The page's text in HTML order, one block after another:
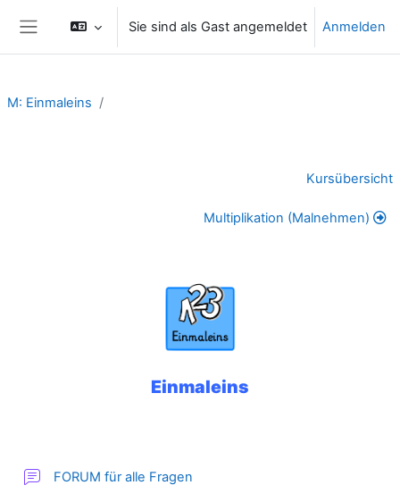
Website-Übersicht
Sie sind als Gast angemeldet Anmelden
M: Einmaleins
Kursübersicht
Multiplikation (Malnehmen)
Einmaleins
FORUM für alle Fragen